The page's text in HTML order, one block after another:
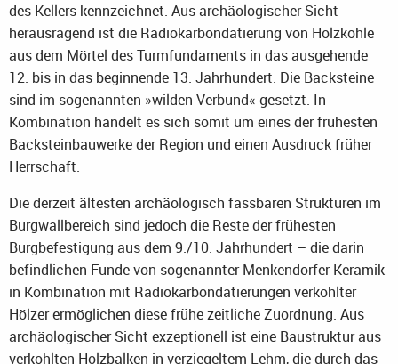
des Kellers kennzeichnet. Aus archäologischer Sicht
herausragend ist die Radiokarbondatierung von Holzkohle
aus dem Mörtel des Turmfundaments in das ausgehende
12. bis in das beginnende 13. Jahrhundert. Die Backsteine
sind im sogenannten »wilden Verbund« gesetzt. In
Kombination handelt es sich somit um eines der frühesten
Backsteinbauwerke der Region und einen Ausdruck früher
Herrschaft.
Die derzeit ältesten archäologisch fassbaren Strukturen im
Burgwallbereich sind jedoch die Reste der frühesten
Burgbefestigung aus dem 9./10. Jahrhundert – die darin
befindlichen Funde von sogenannter Menkendorfer Keramik
in Kombination mit Radiokarbondatierungen verkohlter
Hölzer ermöglichen diese frühe zeitliche Zuordnung. Aus
archäologischer Sicht exzeptionell ist eine Baustruktur aus
verkohlten Holzbalken in verziegeltem Lehm, die durch das